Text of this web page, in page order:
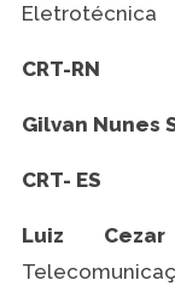
Eletrotécnica
CRT-RN
Gilvan Nunes
CRT- ES
Luiz